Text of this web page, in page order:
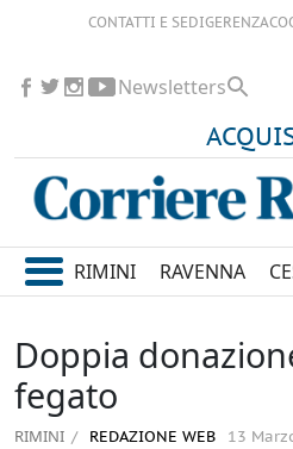
CONTATTI E SEDIGERENZA
Newsletters
RIMINI RAVENNA
Doppia
fegato
RIMINI REDAZIONE WEB 13